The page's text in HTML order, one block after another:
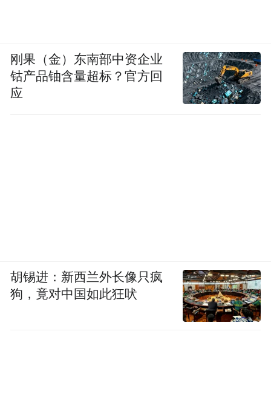
刚果（金）东南部中资企业
钴产品铀含量超标？官方回
应
胡锡进：新西兰外长像只疯
狗，竟对中国如此狂吠